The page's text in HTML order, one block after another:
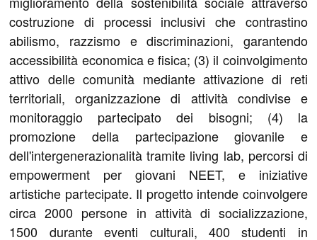
costruzione di processi inclusivi che contrastino
abilismo, razzismo e discriminazioni, garantendo
accessibilità economica e fisica; (3) il coinvolgimento
attivo delle comunità mediante attivazione di reti
territoriali, organizzazione di attività condivise e
monitoraggio partecipato dei bisogni; (4) la
promozione della partecipazione giovanile e
dell'intergenerazionalità tramite living lab, percorsi di
empowerment per giovani NEET, e iniziative
artistiche partecipate. Il progetto intende coinvolgere
circa 2000 persone in attività di socializzazione,
1500 durante eventi culturali, 400 studenti in